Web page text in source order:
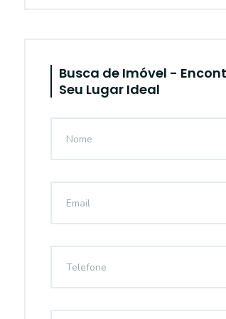
Busca de Imóvel -
Seu Lugar Ideal